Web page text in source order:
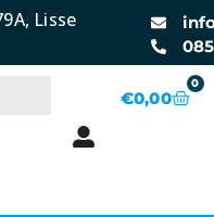
Lisse
€0,00
0